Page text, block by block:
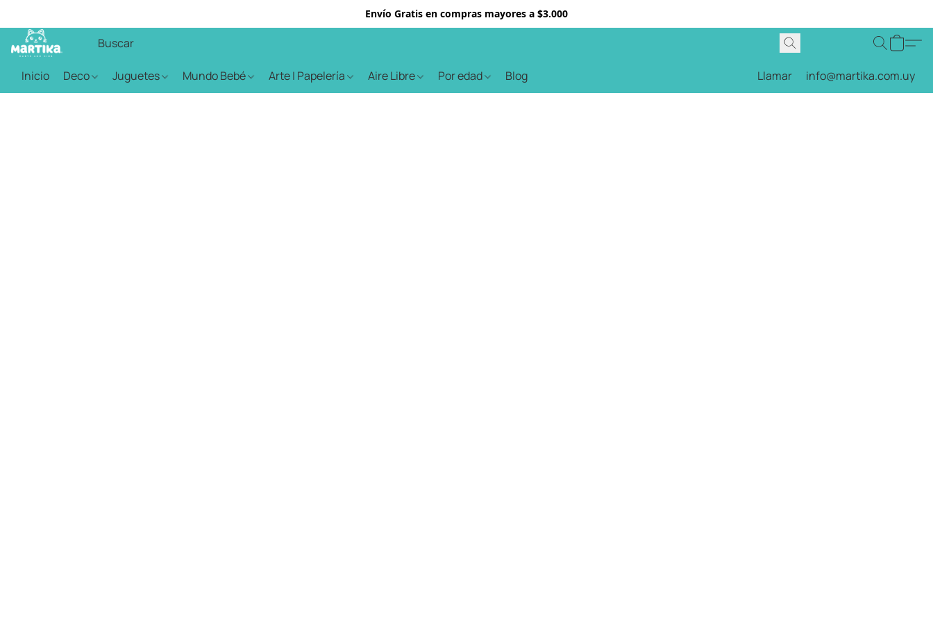
Envío Gratis en compras mayores a $3.000
Inicio Deco Juguetes Mundo Bebé Arte | Papelería Aire Libre Por edad Blog Llamar info@martika.com.uy